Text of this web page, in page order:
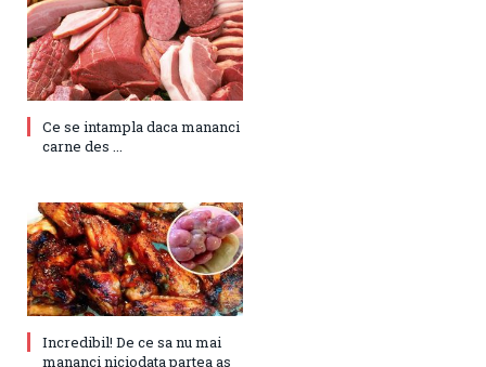
Ce se intampla daca mananci
carne des ...
Incredibil! De ce sa nu mai
mananci niciodata partea as